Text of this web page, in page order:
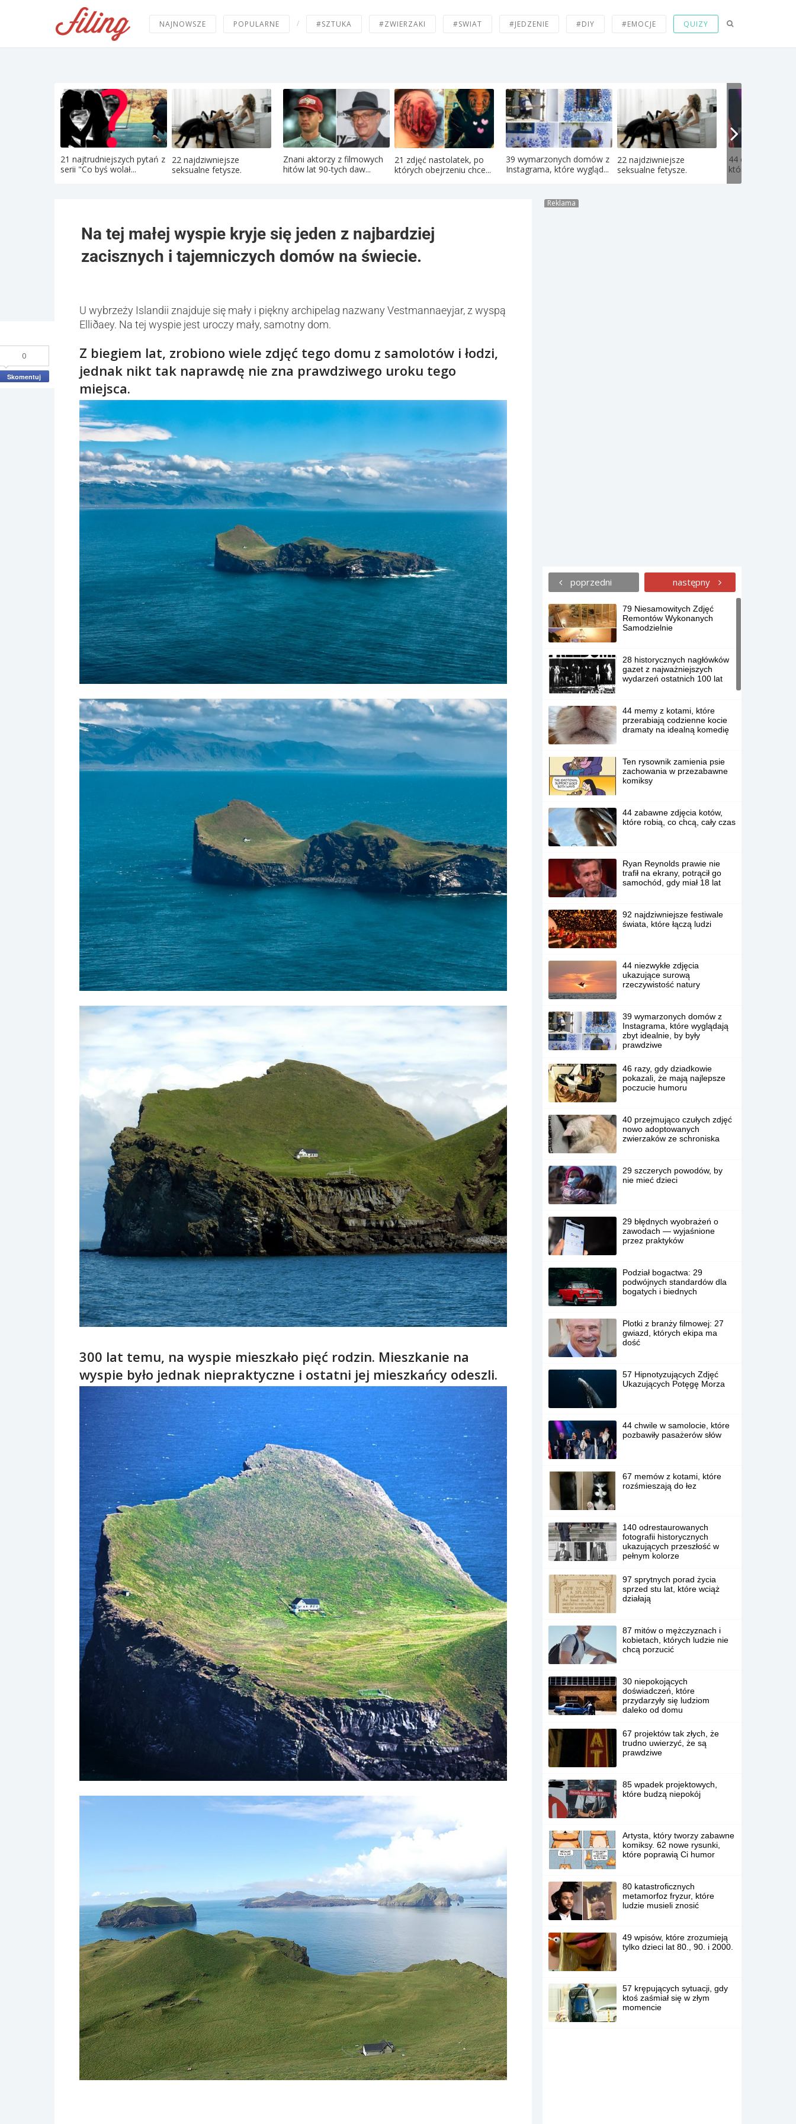
NAJNOWSZE POPULARNE / #SZTUKA #ZWIERZAKI #SWIAT #JEDZENIE #DIY #EMOCJE QUIZY
21 najtrudniejszych pytań z
serii "Co byś wolał...
22 najdziwniejsze
seksualne fetysze.
Znani aktorzy z filmowych
hitów lat 90-tych daw...
21 zdjęć nastolatek, po
których obejrzeniu chce...
39 wymarzonych domów z
Instagrama, które wygląd...
22 najdziwniejsze
seksualne fetysze.
44 chwile w
które pozbawiły
Na tej małej wyspie kryje się jeden z najbardziej
zacisznych i tajemniczych domów na świecie.
0
Skomentuj
U wybrzeży Islandii znajduje się mały i piękny archipelag nazwany Vestmannaeyjar, z wyspą
Elliðaey. Na tej wyspie jest uroczy mały, samotny dom.
Z biegiem lat, zrobiono wiele zdjęć tego domu z samolotów i łodzi,
jednak nikt tak naprawdę nie zna prawdziwego uroku tego
miejsca.
300 lat temu, na wyspie mieszkało pięć rodzin. Mieszkanie na
wyspie było jednak niepraktyczne i ostatni jej mieszkańcy odeszli.
Reklama
poprzedni następny
79 Niesamowitych Zdjęć
Remontów Wykonanych
Samodzielnie
28 historycznych nagłówków
gazet z najważniejszych
wydarzeń ostatnich 100 lat
44 memy z kotami, które
przerabiają codzienne kocie
dramaty na idealną komedię
Ten rysownik zamienia psie
zachowania w przezabawne
komiksy
44 zabawne zdjęcia kotów,
które robią, co chcą, cały czas
Ryan Reynolds prawie nie
trafił na ekrany, potrącił go
samochód, gdy miał 18 lat
92 najdziwniejsze festiwale
świata, które łączą ludzi
44 niezwykłe zdjęcia
ukazujące surową
rzeczywistość natury
39 wymarzonych domów z
Instagrama, które wyglądają
zbyt idealnie, by były
prawdziwe
46 razy, gdy dziadkowie
pokazali, że mają najlepsze
poczucie humoru
40 przejmująco czułych zdjęć
nowo adoptowanych
zwierzaków ze schroniska
29 szczerych powodów, by
nie mieć dzieci
29 błędnych wyobrażeń o
zawodach — wyjaśnione
przez praktyków
Podział bogactwa: 29
podwójnych standardów dla
bogatych i biednych
Plotki z branży filmowej: 27
gwiazd, których ekipa ma
dość
57 Hipnotyzujących Zdjęć
Ukazujących Potęgę Morza
44 chwile w samolocie, które
pozbawiły pasażerów słów
67 memów z kotami, które
rozśmieszają do łez
140 odrestaurowanych
fotografii historycznych
ukazujących przeszłość w
pełnym kolorze
97 sprytnych porad życia
sprzed stu lat, które wciąż
działają
87 mitów o mężczyznach i
kobietach, których ludzie nie
chcą porzucić
30 niepokojących
doświadczeń, które
przydarzyły się ludziom
daleko od domu
67 projektów tak złych, że
trudno uwierzyć, że są
prawdziwe
85 wpadek projektowych,
które budzą niepokój
Artysta, który tworzy zabawne
komiksy. 62 nowe rysunki,
które poprawią Ci humor
80 katastroficznych
metamorfoz fryzur, które
ludzie musieli znosić
49 wpisów, które zrozumieją
tylko dzieci lat 80., 90. i 2000.
57 krępujących sytuacji, gdy
ktoś zaśmiał się w złym
momencie